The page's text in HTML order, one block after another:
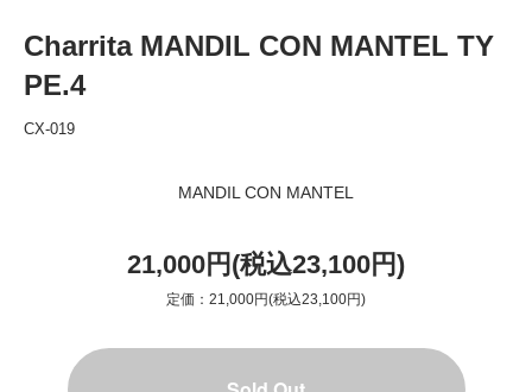
Charrita MANDIL CON MANTEL TY
PE.4
CX-019
MANDIL CON MANTEL
21,000円(税込23,100円)
定価：21,000円(税込23,100円)